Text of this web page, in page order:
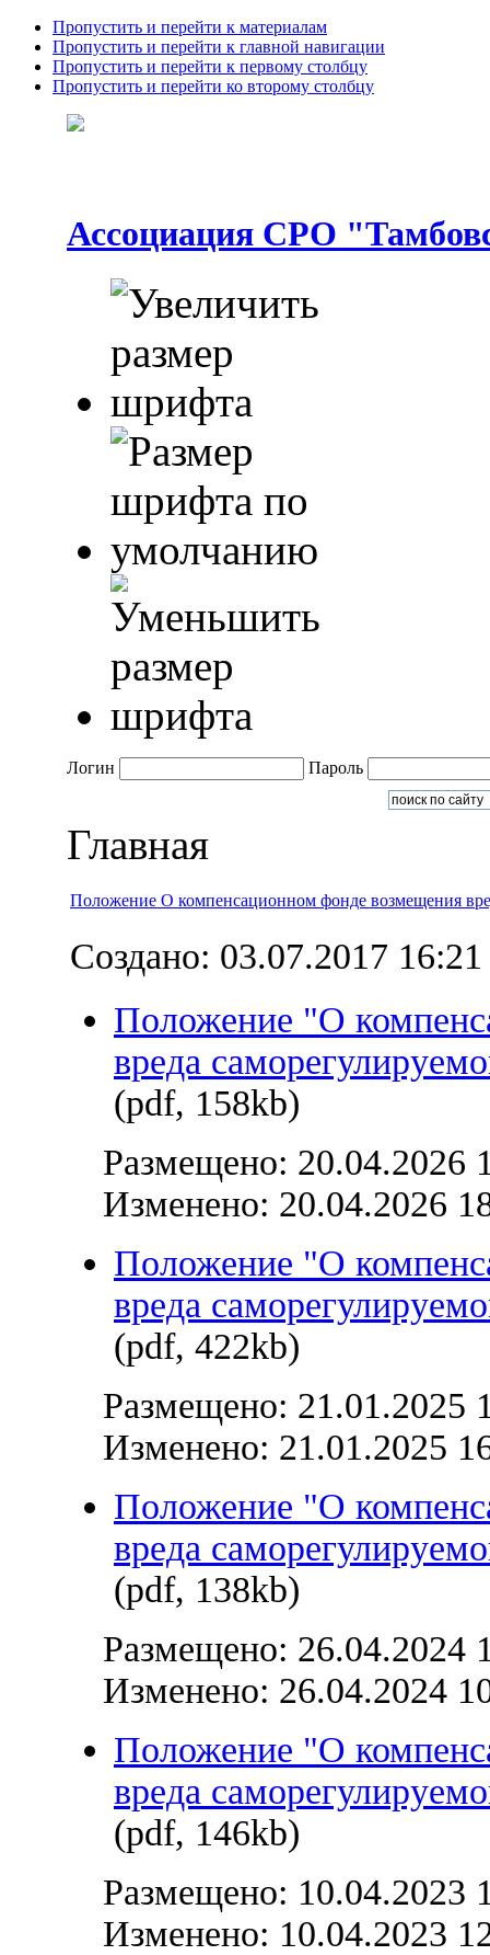
Пропустить и перейти к материалам
Пропустить и перейти к главной навигации
Пропустить и перейти к первому столбцу
Пропустить и перейти ко второму столбцу
Ассоциация СРО
Логин Пароль
Главная
Положение О компенсационном фонде возмещения
Создано: 03.07.2017 16:21
Положение "О
вреда
(pdf, 158kb)
Размещено: 20.04.2026
Изменено: 20.04.2026
Положение "О
вреда
(pdf, 422kb)
Размещено: 21.01.2025
Изменено: 21.01.2025
Положение "О
вреда
(pdf, 138kb)
Размещено: 26.04.2024
Изменено: 26.04.2024
Положение "О
вреда
(pdf, 146kb)
Размещено: 10.04.2023
Изменено: 10.04.2023